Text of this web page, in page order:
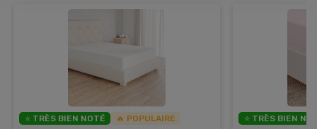
⭐ TRÈS BIEN NOTÉ 🔥 POPULAIRE ⭐ TRÈS BIEN